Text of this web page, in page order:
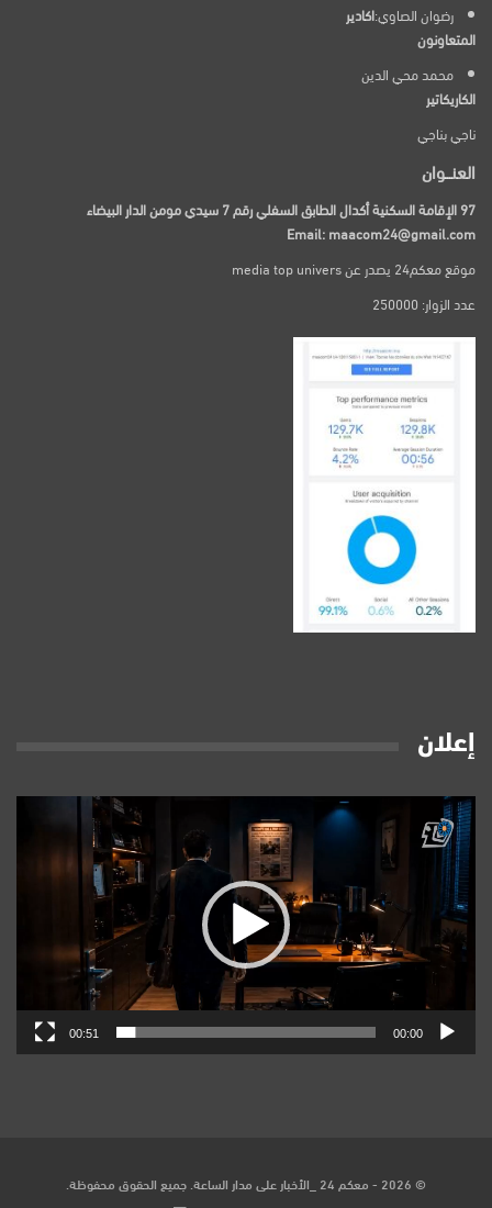
رضوان الصاوي:اكادير
المتعاونون
محمد محي الدين
الكاريكاتير
ناجي بناجي
العنـــوان
97 الإقامة السكنية أكدال الطابق السفلي رقم 7 سيدي مومن الدار البيضاء
Email: maacom24@gmail.com
موقع معكم24 يصدر عن media top univers
عدد الزوار: 250000
إعلان
مشغل
الفيديو
00:00
00:51
© 2026 - معكم 24 _الأخبار على مدار الساعة. جميع الحقوق محفوظة.